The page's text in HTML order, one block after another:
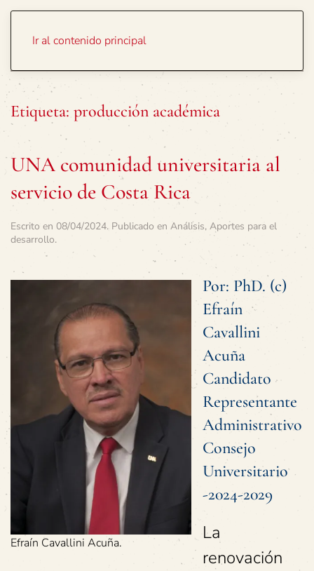
Ir al contenido principal
Etiqueta: producción académica
UNA comunidad universitaria al
servicio de Costa Rica
Escrito en 08/04/2024. Publicado en Análisis, Aportes para el
desarrollo.
Efraín Cavallini Acuña.
Por: PhD. (c)
Efraín
Cavallini
Acuña
Candidato
Representante
Administrativo
Consejo
Universitario
-2024-2029
La
renovación